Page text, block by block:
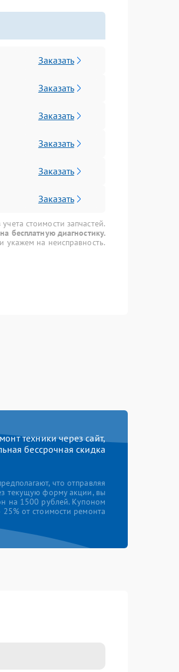
Заказать
Заказать
Заказать
Заказать
Заказать
Заказать
стоимости запчастей.
бесплатную диагностику.
укажем на неисправность.
техники через сайт,
бессрочная скидка
что отправляя
текущую форму акции, вы
на 1500 рублей. Купоном
от стоимости ремонта